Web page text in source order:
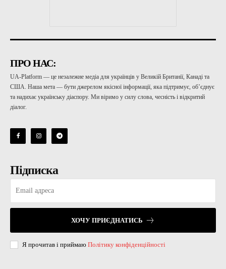
ПРО НАС:
UA-Platform — це незалежне медіа для українців у Великій Британії, Канаді та
США. Наша мета — бути джерелом якісної інформації, яка підтримує, об’єднує
та надихає українську діаспору. Ми віримо у силу слова, чесність і відкритий
діалог.
Підписка
ХОЧУ ПРИЄДНАТИСЬ
Я прочитав і приймаю Політику конфіденційності